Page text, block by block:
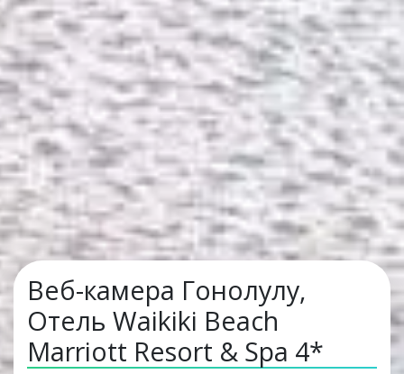
Веб-камера Гонолулу,
Отель Waikiki Beach
Marriott Resort & Spa 4*